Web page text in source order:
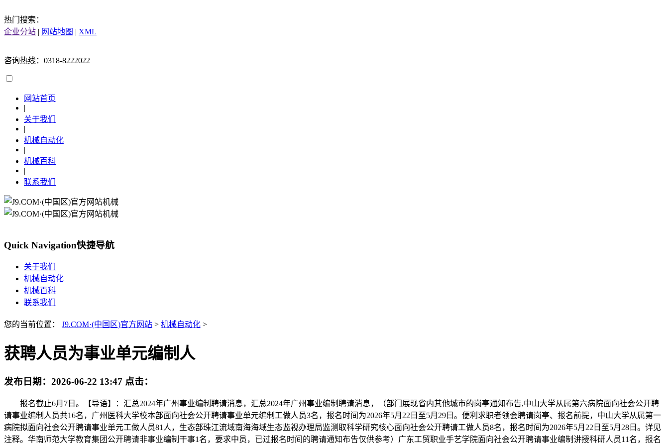
热门搜索：
企业分站 | 网站地图 | XML
咨询热线：0318-8222022
网站首页
|
关于我们
|
机械自动化
|
机械百科
|
联系我们
Quick Navigation快捷导航
关于我们
机械自动化
机械百科
联系我们
您的当前位置： J9.COM·(中国区)官方网站 > 机械自动化 >
获聘人员为事业单元编制人
发布日期： 2026-06-22 13:47 点击：
报名截止6月7日。【导语】：汇总2024年广州事业编制聘请消息，汇总2024年广州事业编制聘请消息，（部门展现省内其他城市的岗亭通知布告,中山大学从属第六病院面向社会公开聘
请事业编制人员共16名，广州医科大学校本部面向社会公开聘请事业单元编制工做人员3名，报名时间为2026年5月22日至5月29日。便利求职者领会聘请岗亭、报名前提，中山大学从属第一
病院拟面向社会公开聘请事业单元工做人员81人，生态部珠江流域南海海域生态监视办理局监测取科学研究核心面向社会公开聘请工做人员8名，报名时间为2026年5月22日至5月28日。详见
注释。华南师范大学教育集团公开聘请非事业编制干事1名，要求中员，已过报名时间的聘请通知布告仅供参考）广东工贸职业手艺学院面向社会公开聘请事业编制讲授科研人员11名，报名